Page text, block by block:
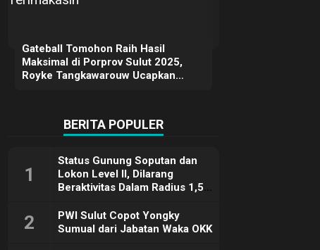
Gateball Tomohon Raih Hasil
Maksimal di Porprov Sulut 2025,
Royke Tangkawarouw Ucapkan
BERITA POPULER
1
Status Gunung Soputan dan
Lokon Level II, Dilarang
Beraktivitas Dalam Radius 1,5
2
PWI Sulut Copot Yongky
Sumual dari Jabatan Waka OKK